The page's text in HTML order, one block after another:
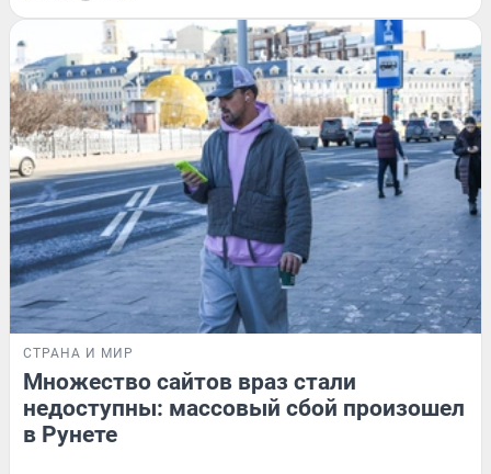
СТРАНА И МИР
Множество сайтов враз стали
недоступны: массовый сбой произошел
в Рунете